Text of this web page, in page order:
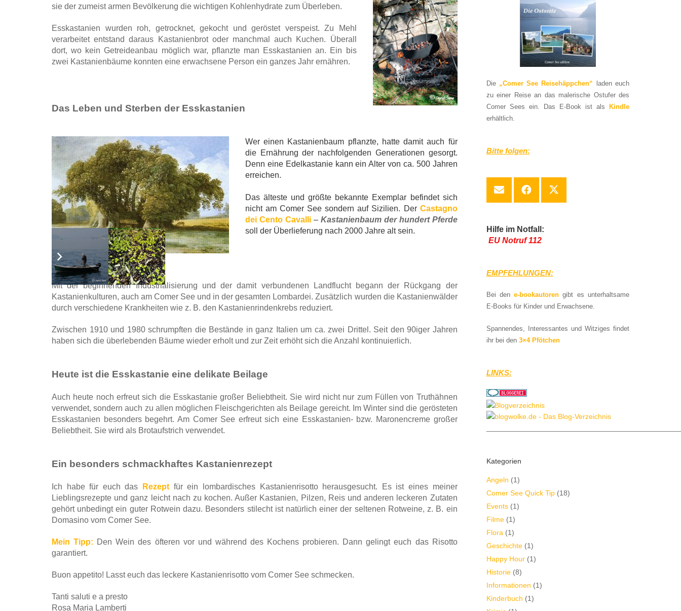
sie der zumeist armen Bevölkerung die wichtigen Kohlenhydrate zum Überleben.
Esskastanien wurden roh, getrocknet, gekocht und geröstet verspeist. Zu Mehl
verarbeitet entstand daraus Kastanienbrot oder manchmal auch Kuchen. Überall
dort, wo kein Getreideanbau möglich war, pflanzte man Esskastanien an. Ein bis
zwei Kastanienbäume konnten eine erwachsene Person ein ganzes Jahr ernähren.
Das Leben und Sterben der Esskastanien
Wer einen Kastanienbaum pflanzte, hatte damit auch für
die Ernährung der nachfolgenden Generationen gesorgt.
Denn eine Edelkastanie kann ein Alter von ca. 500 Jahren
erreichen.
Das älteste und größte bekannte Exemplar befindet sich
nicht am Comer See sondern auf Sizilien. Der Castagno
dei Cento Cavalli– Kastanienbaum der hundert Pferde
soll der Überlieferung nach 2000 Jahre alt sein.
Mit der beginnenden Industrialisierung und der damit verbundenen Landflucht begann der Rückgang der
Kastanienkulturen, auch am Comer See und in der gesamten Lombardei. Zusätzlich wurden die Kastanienwälder
durch verschiedene Krankheiten wie z. B. den Kastanienrindenkrebs reduziert.
Zwischen 1910 und 1980 schrumpften die Bestände in ganz Italien um ca. zwei Drittel. Seit den 90iger Jahren
haben sich die überlebenden Bäume wieder erholt und zur Zeit erhöht sich die Anzahl kontinuierlich.
Heute ist die Esskastanie eine delikate Beilage
Auch heute noch erfreut sich die Esskastanie großer Beliebtheit. Sie wird nicht nur zum Füllen von Truthähnen
verwendet, sondern auch zu allen möglichen Fleischgerichten als Beilage gereicht. Im Winter sind die gerösteten
Esskastanien besonders begehrt. Am Comer See erfreut sich eine Esskastanien- bzw. Maronencreme großer
Beliebtheit. Sie wird als Brotaufstrich verwendet.
Ein besonders schmackhaftes Kastanienrezept
Ich habe für euch das Rezept für ein lombardisches Kastanienrisotto herausgesucht. Es ist eines meiner
Lieblingsrezepte und ganz leicht nach zu kochen. Außer Kastanien, Pilzen, Reis und anderen leckeren Zutaten
gehört unbedingt ein guter Rotwein dazu. Besonders stilecht ist natürlich einer der seltenen Rotweine, z. B. ein
Domasino vom Comer See.
Mein Tipp: Den Wein des öfteren vor und während des Kochens probieren. Dann gelingt euch das Risotto
garantiert.
Buon appetito! Lasst euch das leckere Kastanienrisotto vom Comer See schmecken.
Tanti saluti e a presto
Rosa Maria Lamberti
Die „Comer See Reisehäppchen“ laden euch
zu einer Reise an das malerische Ostufer des
Comer Sees ein. Das E-Book ist als Kindle
erhältlich.
Bitte folgen:
Hilfe im Notfall:
EU Notruf 112
EMPFEHLUNGEN:
Bei dene-bookautorengibt es unterhaltsame
E-Books für Kinder und Erwachsene.
Spannendes, Interessantes und Witziges findet
ihr bei den3×4 Pfötchen
LINKS:
Kategorien
Angeln (1)
Comer See Quick Tip(18)
Events(1)
Filme(1)
Flora (1)
Geschichte(1)
Happy Hour(1)
Historie(8)
Informationen (1)
Kinderbuch (1)